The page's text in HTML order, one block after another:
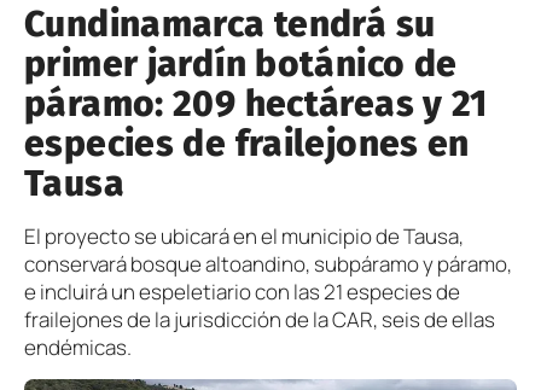
Cundinamarca tendrá su
primer jardín botánico de
páramo: 209 hectáreas y 21
especies de frailejones en
Tausa
El proyecto se ubicará en el municipio de Tausa,
conservará bosque altoandino, subpáramo y páramo,
e incluirá un espeletiario con las 21 especies de
frailejones de la jurisdicción de la CAR, seis de ellas
endémicas.